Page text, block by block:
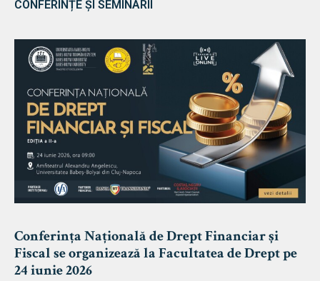
CONFERINȚE ȘI SEMINARII
Conferința Națională de Drept Financiar și
Fiscal se organizează la Facultatea de Drept pe
24 iunie 2026